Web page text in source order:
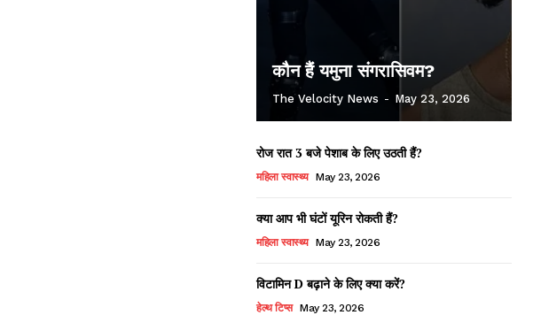
कौन हैं यमुना संगरासिवम?
The Velocity News - May 23, 2026
रोज रात 3 बजे पेशाब के लिए उठती हैं?
महिला स्वास्थ्य May 23, 2026
क्या आप भी घंटों यूरिन रोकती हैं?
महिला स्वास्थ्य May 23, 2026
विटामिन D बढ़ाने के लिए क्या करें?
हेल्थ टिप्स May 23, 2026